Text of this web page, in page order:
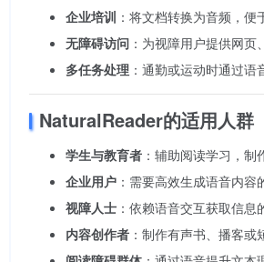
企业培训 ：将文档转换为音频，便
无障碍访问 ：为视障用户提供网页
多任务处理 ：通勤或运动时通过语
NaturalReader的适用人群
学生与教育者 ：辅助阅读学习，制
企业用户 ：需要高效生成语音内容
视障人士 ：依赖语音交互获取信息
内容创作者 ：制作有声书、播客或